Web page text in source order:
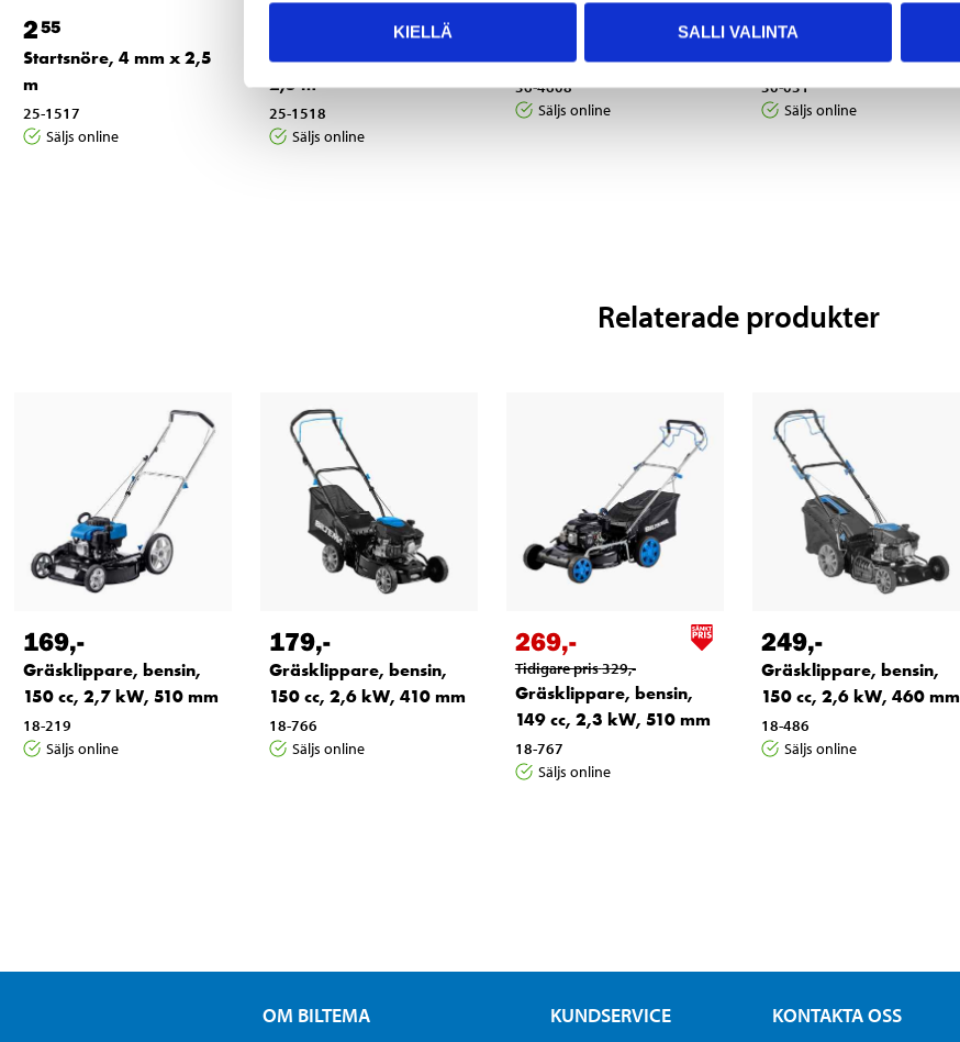
KIELLÄ SALLI VALINTA
255
Startsnöre, 4 mm x 2,5
m
25-1517
Säljs online
Startsnöre, 3,5 mm x
2,5 m
25-1518
Säljs online
Startspray, 400 ml
36-4608
Säljs online
1095
Fender, 330 x 95 mm
30-031
Säljs online
Relaterade produkter
169,-
Gräsklippare, bensin,
150 cc, 2,7 kW, 510 mm
18-219
Säljs online
179,-
Gräsklippare, bensin,
150 cc, 2,6 kW, 410 mm
18-766
Säljs online
269,-
Tidigare pris329,-
Gräsklippare, bensin,
149 cc, 2,3 kW, 510 mm
18-767
Säljs online
249,-
Gräsklippare, bensin,
150 cc, 2,6 kW, 460 mm
18-486
Säljs online
OM BILTEMA KUNDSERVICE KONTAKTA OSS